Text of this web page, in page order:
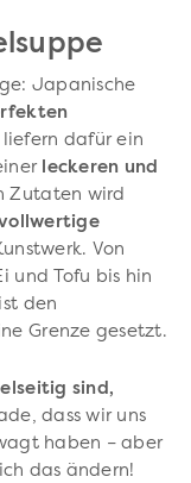
Japanische
dafür ein
leckeren und
Zutaten wird
Von
und Tofu bis hin
ist den
Grenze gesetzt.
sind,
dass wir uns
haben – aber
das ändern!